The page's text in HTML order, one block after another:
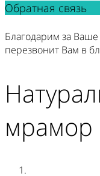
Обратная связь
Благодарим за
перезвонит Вам в
мрамор